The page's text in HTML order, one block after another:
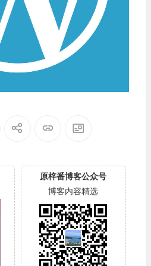
原梓番博客公众号
博客内容精选